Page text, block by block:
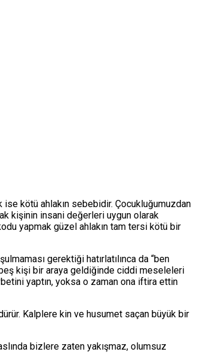
ise kötü ahlakın sebebidir. Çocukluğumuzdan
kişinin insani değerleri uygun olarak
yapmak güzel ahlakın tam tersi kötü bir
gerektiği hatırlatılınca da “ben
beş kişi bir araya geldiğinde ciddi meseleleri
yaptın, yoksa o zaman ona iftira ettin
Kalplere kin ve husumet saçan büyük bir
bizlere zaten yakışmaz, olumsuz